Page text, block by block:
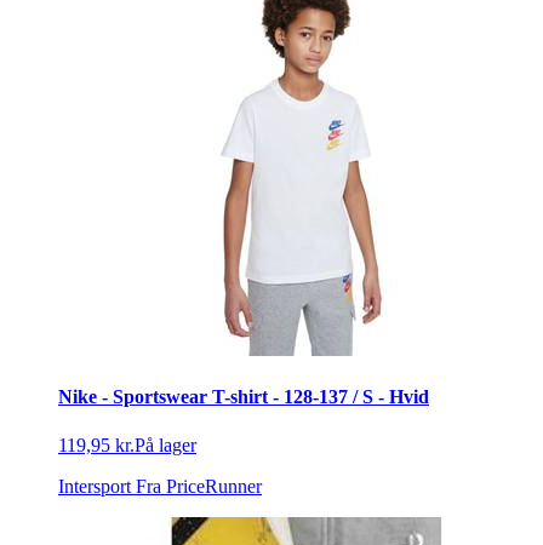
Nike - Sportswear T-shirt - 128-137 / S - Hvid
119,95 kr.På lager
Intersport Fra PriceRunner